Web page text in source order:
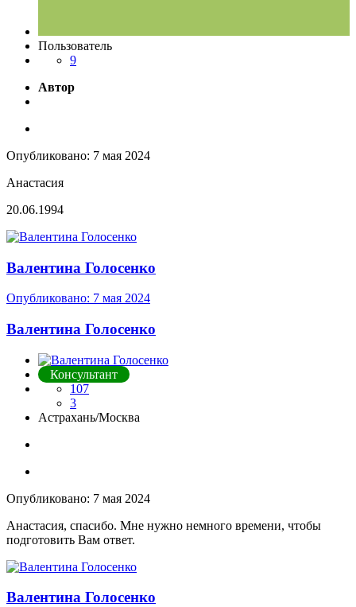
Пользователь
9
Автор
Опубликовано: 7 мая 2024
Анастасия
20.06.1994
Валентина Голосенко
Опубликовано: 7 мая 2024
Валентина Голосенко
Консультант
107
3
Астрахань/Москва
Опубликовано: 7 мая 2024
Анастасия, спасибо. Мне нужно немного времени, чтобы
подготовить Вам ответ.
Валентина Голосенко